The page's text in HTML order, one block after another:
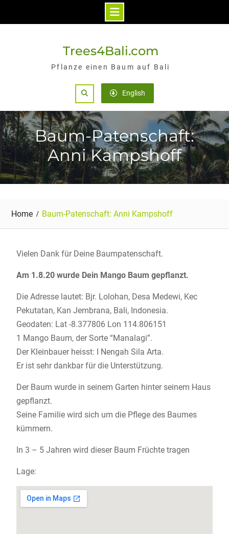
Trees4Bali.com
Pflanze einen Baum auf Bali
Search English
Baum-Patenschaft:
Anni Kampshoff
Home Baum-Patenschaft: Anni Kampshoff
Vielen Dank für Deine Baumpatenschaft.
Am 1.8.20 wurde Dein Mango Baum gepflanzt.
Die Adresse lautet: Bjr. Lolohan, Desa Medewi, Kec
Pekutatan, Kan Jembrana, Bali, Indonesia.
Geodaten: Lat -8.377806 Lon 114.806151
1 Mango Baum, der Sorte “Manalagi”.
Der Kleinbauer heisst: I Nengah Sila Arta.
Er ist sehr dankbar für die Unterstützung.
Der Baum wurde in seinem Garten hinter seinem Haus
gepflanzt.
Seine Familie wird sich um die Pflege des Baumes
kümmern.
In 3 – 5 Jahren wird dieser Baum Früchte tragen
Lage: